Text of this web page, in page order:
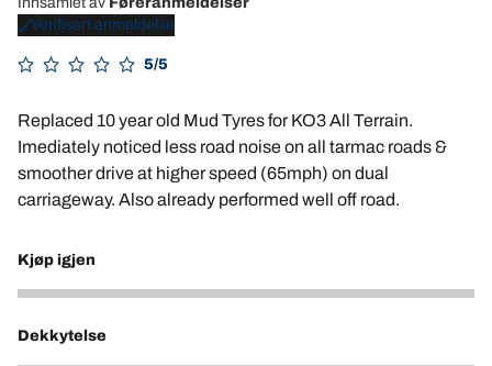
Verifisert anmeldelse
5/5
Replaced 10 year old Mud Tyres for KO3 All Terrain.
Imediately noticed less road noise on all tarmac roads &
smoother drive at higher speed (65mph) on dual
carriageway. Also already performed well off road.
Kjøp igjen
5
Dekkytelse